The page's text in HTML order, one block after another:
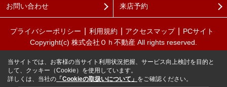
お問い合わせ 来店予約
プライバシーポリシー 利用規約 アクセスマップ
PCサイト
Copyright(c) 株式会社Ｏｈ不動産 All rights reserved.
当サイトでは、お客様の当サイト利用状況把握、サービス向上検討を目的と
して、クッキー（Cookie）を使用しています。
詳しくは、当社の 「Cookieの取扱いについて」 をご確認ください。